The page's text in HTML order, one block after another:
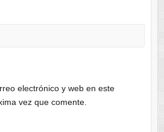
electrónico y web en este
vez que comente.